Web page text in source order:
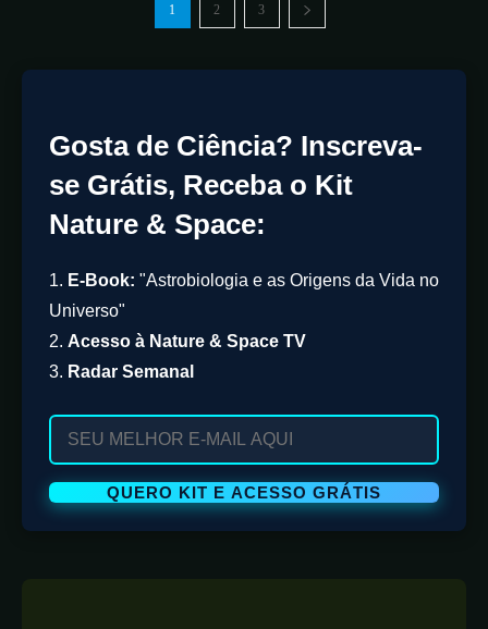
1 2 3
Gosta de Ciência? Inscreva-
se Grátis, Receba o Kit
Nature & Space:
1. E-Book: "Astrobiologia e as Origens da Vida no
Universo"
2. Acesso à Nature & Space TV
3. Radar Semanal